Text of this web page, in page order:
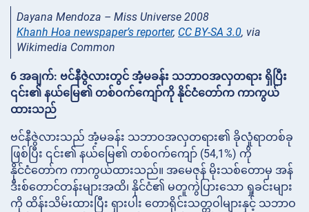
Dayana Mendoza – Miss Universe 2008
Khanh Hoa newspaper’s reporter, CC BY-SA 3.0, via
Wikimedia Common
6 အချက်: ဗင်နီဇွဲလားတွင် အံ့မခန်း သဘာဝအလှတရား ရှိပြီး
၎င်း၏ နယ်မြေ၏ တစ်ဝက်ကျော်ကို နိုင်ငံတော်က ကာကွယ်
ထားသည်
ဗင်နီဇွဲလားသည် အံ့မခန်း သဘာဝအလှတရား၏ ခိုလှုံရာတစ်ခု
ဖြစ်ပြီး ၎င်း၏ နယ်မြေ၏ တစ်ဝက်ကျော် (54,1%) ကို
နိုင်ငံတော်က ကာကွယ်ထားသည်။ အမေဇုန် မိုးသစ်တောမှ အန်
ဒီးစ်တောင်တန်းများအထိ၊ နိုင်ငံ၏ မတူကွဲပြားသော ရှုခင်းများ
ကို ထိန်းသိမ်းထားပြီး ရှားပါး တောရိုင်းသတ္တဝါများနှင့် သဘာဝ